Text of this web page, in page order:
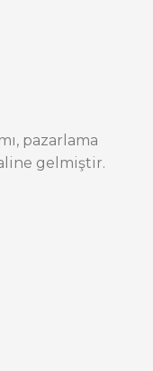
pazarlama
gelmiştir.